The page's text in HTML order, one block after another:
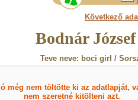
Következő
Bodnár
Teve neve: boci girl /
még nem töltötte ki az adatlapját,
nem szeretné kitölteni azt.